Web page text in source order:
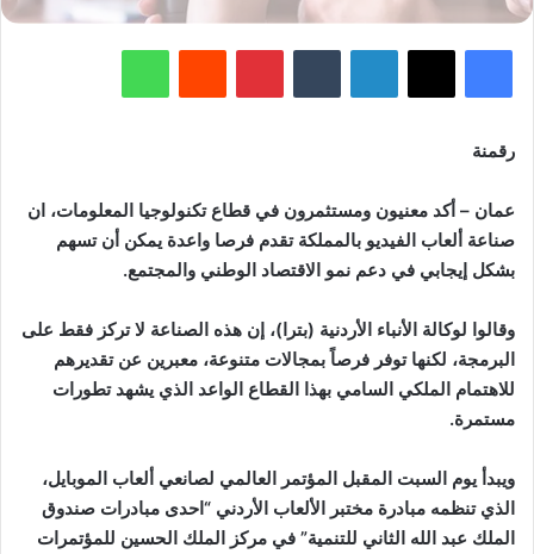
فيسبوك لينكدإن بينتيريست
رقمنة
عمان – أكد معنيون ومستثمرون في قطاع تكنولوجيا المعلومات، ان
صناعة ألعاب الفيديو بالمملكة تقدم فرصا واعدة يمكن أن تسهم
بشكل إيجابي في دعم نمو الاقتصاد الوطني والمجتمع.
وقالوا لوكالة الأنباء الأردنية (بترا)، إن هذه الصناعة لا تركز فقط على
البرمجة، لكنها توفر فرصاً بمجالات متنوعة، معبرين عن تقديرهم
للاهتمام الملكي السامي بهذا القطاع الواعد الذي يشهد تطورات
مستمرة.
ويبدأ يوم السبت المقبل المؤتمر العالمي لصانعي ألعاب الموبايل،
الذي تنظمه مبادرة مختبر الألعاب الأردني “احدى مبادرات صندوق
الملك عبد الله الثاني للتنمية” في مركز الملك الحسين للمؤتمرات